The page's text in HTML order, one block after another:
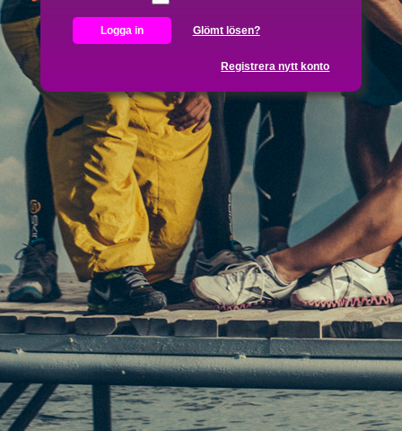
Glömt lösen?
Registrera nytt konto